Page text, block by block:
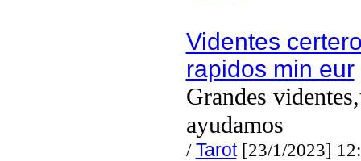
Videntes
rapidos min eur
Grandes
ayudamos
/Tarot[23/1/2023]